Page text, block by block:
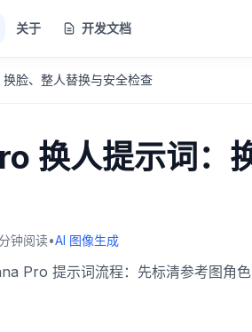
关于 开发文档
脸、整人替换与安全检查
换人提示词：
分钟阅读•AI 图像生成
Pro 提示词流程：先标清参考图角